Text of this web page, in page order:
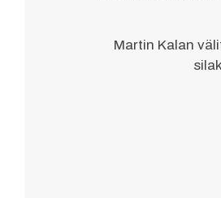
Martin Kalan